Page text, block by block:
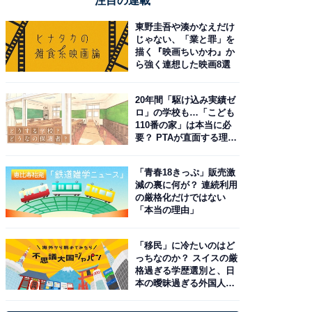
東野圭吾や湊かなえだけ
じゃない、「業と罪」を
描く『映画ちいかわ』か
ら強く連想した映画8選
20年間「駆け込み実績ゼ
ロ」の学校も…「こども
110番の家」は本当に必
要？ PTAが直面する理想
「青春18きっぷ」販売激
減の裏に何が？ 連続利用
の厳格化だけではない
「本当の理由」
「移民」に冷たいのはど
っちなのか？ スイスの厳
格過ぎる学歴選別と、日
本の曖昧過ぎる外国人政